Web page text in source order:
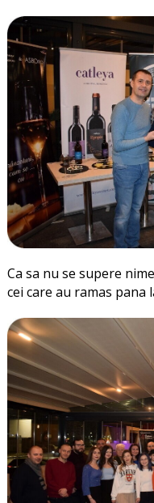
Ca sa nu se supere
cei care au ramas pana